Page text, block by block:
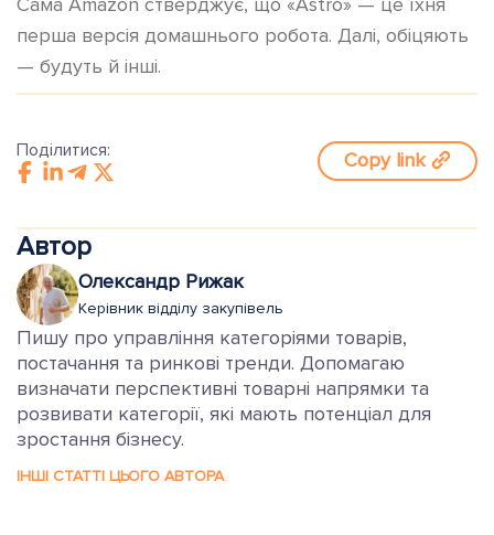
перша версія домашнього робота. Далі, обіцяють
— будуть й інші.
Поділитися: Copy link
Автор
Олександр Рижак
Керівник відділу закупівель
Пишу про управління категоріями товарів,
постачання та ринкові тренди. Допомагаю
визначати перспективні товарні напрямки та
розвивати категорії, які мають потенціал для
зростання бізнесу.
ІНШІ СТАТТІ ЦЬОГО АВТОРА